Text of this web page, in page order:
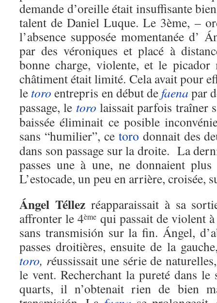
demande d’oreille était insuffisante
talent de Daniel Luque. Le 3ème, –
l’absence supposée momentanée d’
par des véroniques et placé à
bonne charge, violente, et le
châtiment était limité. Cela avait pour
le toro entrepris en début de faena par
passage, le toro laissait parfois traîner
baissée éliminait ce posible
sans “humilier”, ce toro donnait des
dans son passage sur la droite. La
passes une à une, ne donnaient
L’estocade, un peu en arrière, croisée,
Ángel Téllezréapparaissait à sa
affronter le 4ème qui passait de violent
sans transmisión sur la fin. Ángel,
passes droitières, ensuite de la
toro, réussissait une série de
le vent. Recherchant la pureté dans
quarts, il n’obtenait rien de bien